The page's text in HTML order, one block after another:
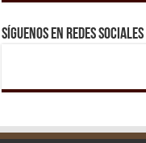
Síguenos en Redes Sociales